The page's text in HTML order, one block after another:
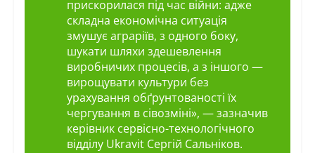
прискорилася під час війни: адже
складна економічна ситуація
змушує аграріїв, з одного боку,
шукати шляхи здешевлення
виробничих процесів, а з іншого —
вирощувати культури без
урахування обґрунтованості їх
чергування в сівозміні», — зазначив
керівник сервісно-технологічного
відділу Ukravit Сергій Сальніков.